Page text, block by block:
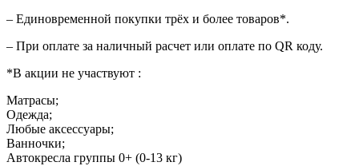
– Единовременной покупки трёх и более товаров*.
– При оплате за наличный расчет или оплате по QR коду.
*В акции не участвуют :
Матрасы;
Одежда;
Любые аксессуары;
Ванночки;
Автокресла группы 0+ (0-13 кг)